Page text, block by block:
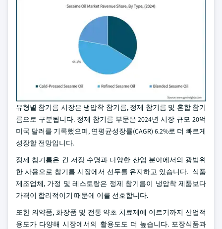
유형별 참기름 시장은 냉압착 참기름, 정제 참기름 및 혼합 참기
름으로 구분됩니다. 정제 참기름 부문은 2024년 시장 규모 20억
미국 달러를 기록했으며, 연평균성장률(CAGR) 6.2%로 더 빠르게
성장할 전망입니다.
정제 참기름은 긴 저장 수명과 다양한 산업 분야에서의 광범위
한 사용으로 참기름 시장에서 선두를 유지하고 있습니다. 식품
제조업체, 가정 및 레스토랑은 정제 참기름이 냉압착 제품보다
가격이 합리적이기 때문에 이를 선호합니다.
또한 의약품, 화장품 및 전통 약초 치료제에 이르기까지 산업적
용도가 다양해 시장에서의 활용도도 더 높습니다. 포장식품과